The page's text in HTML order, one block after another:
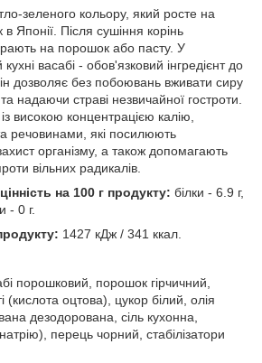
зеленого кольору, який росте на
в Японії. Після сушіння корінь
на порошок або пасту. У
кухні васабі - обов'язковий інгредієнт до
дозволяє без побоювань вживати сиру
надаючи страві незвичайної гостроти.
високою концентрацією калію,
речовинами, які посилюють
організму, а також допомагають
вільних радикалів.
на 100 г продукту: білки - 6.9 г,
- 0 г.
1427 кДж / 341 ккал.
порошковий, порошок гірчичний,
(кислота оцтова), цукор білий, олія
дезодорована, сіль кухонна,
перець чорний, стабілізатори